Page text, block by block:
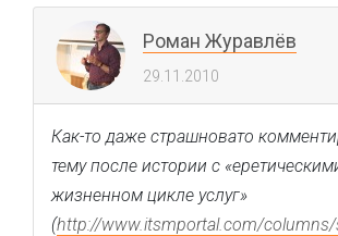
Роман Журавлёв
29.11.2010
Как-то даже страшновато
тему после истории с
жизненном цикле услуг»
(http://www.itsmportal.com/